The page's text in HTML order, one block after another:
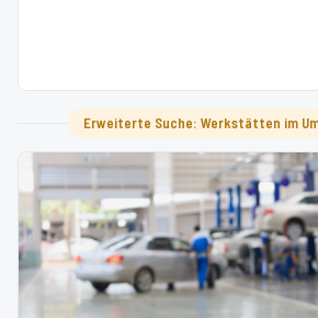
Erweiterte Suche: Werkstätten im